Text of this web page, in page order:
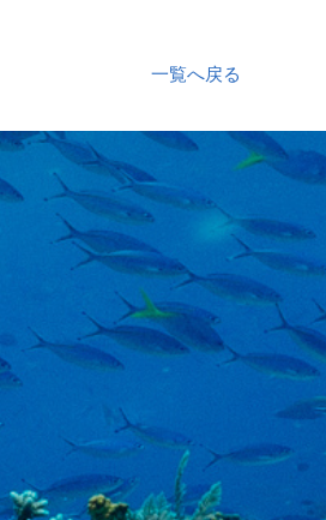
一覧へ戻る